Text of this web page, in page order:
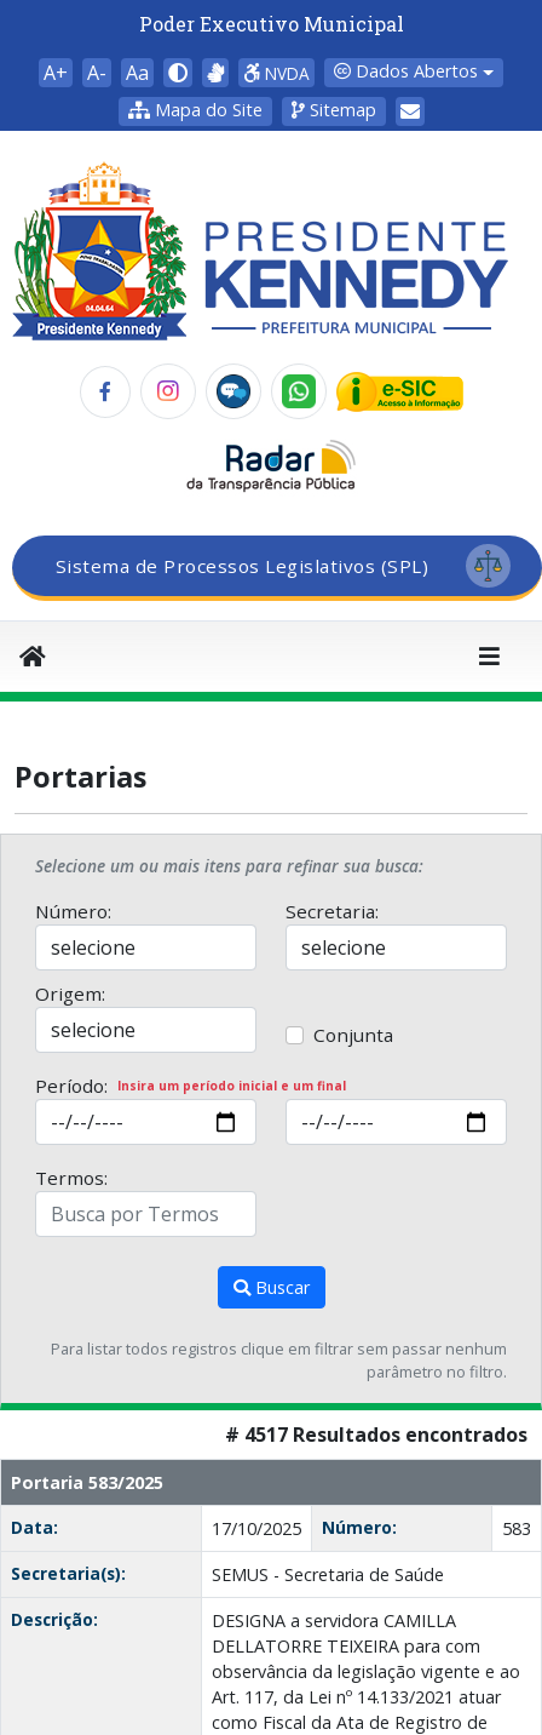
Poder Executivo Municipal
A+ A- Aa NVDA
Dados Abertos
Mapa do Site
Sitemap
Sistema de Processos Legislativos (SPL)
Portarias
Selecione um ou mais itens para refinar sua busca:
Número: Secretaria:
Origem:
Conjunta
Período: Insira um período inicial e um final
Termos:
Buscar
Para listar todos registros clique em filtrar sem passar nenhum
parâmetro no filtro.
# 4517 Resultados encontrados
Portaria 583/2025
Data:
17/10/2025 Número:
583
Secretaria(s):
SEMUS - Secretaria de Saúde
Descrição:
DESIGNA a servidora CAMILLA
DELLATORRE TEIXEIRA para com
observância da legislação vigente e ao
Art. 117, da Lei nº 14.133/2021 atuar
como Fiscal da Ata de Registro de